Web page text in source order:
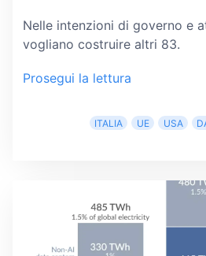
Nelle intenzioni di governo e
vogliano costruire altri 83.
Prosegui la lettura
ITALIA UE USA